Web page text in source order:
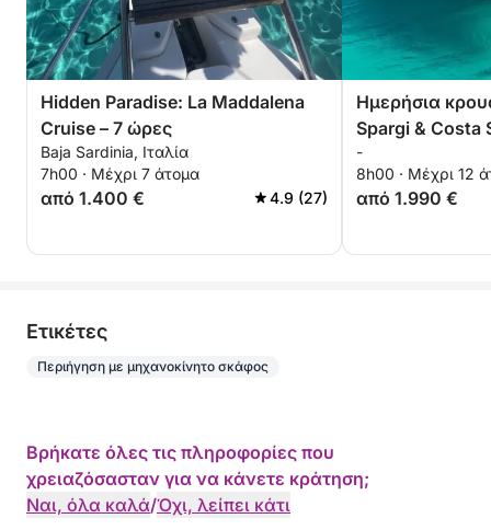
Hidden Paradise: La Maddalena
Cruise – 7 ώρες
Baja Sardinia, Ιταλία
7h00 · Μέχρι 7 άτομα
από 1.400 € 4.9 (27)
Ημερήσια
Spargi & Costa
-
8h00 · Μέχρι 12
από 1.990 €
Eτικέτες
Περιήγηση με μηχανοκίνητο σκάφος
Βρήκατε όλες τις πληροφορίες που
χρειαζόσασταν για να κάνετε κράτηση;
Ναι, όλα καλά/Όχι, λείπει κάτι